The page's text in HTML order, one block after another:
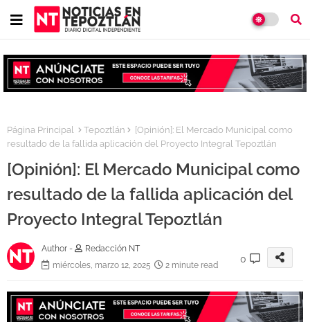
Página Principal Tepoztlán
[Opinión]: El Mercado Municipal como
resultado de la fallida aplicación del Proyecto Integral Tepoztlán
[Opinión]: El Mercado Municipal como
resultado de la fallida aplicación del
Proyecto Integral Tepoztlán
Author -
Redacción NT
miércoles, marzo 12, 2025
2 minute read
0